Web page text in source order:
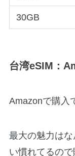
30GB
台湾eSIM：
Amazonで購入
最大の魅力は
い慣れてるので